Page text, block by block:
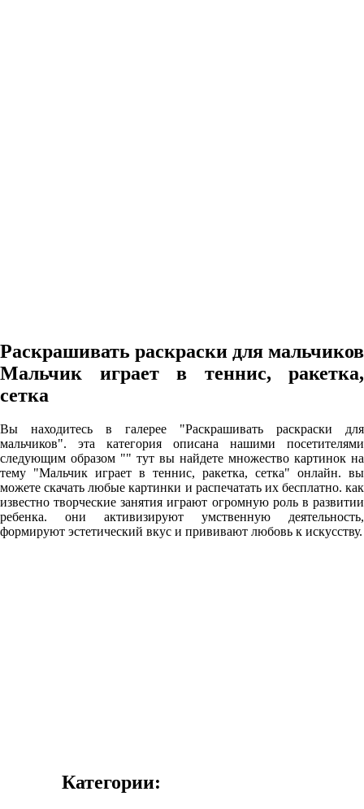
Раскрашивать раскраски для мальчиков
Мальчик играет в теннис, ракетка,
сетка
Вы находитесь в галерее "Раскрашивать раскраски для
мальчиков". эта категория описана нашими посетителями
следующим образом "" тут вы найдете множество картинок на
тему "Мальчик играет в теннис, ракетка, сетка" онлайн. вы
можете скачать любые картинки и распечатать их бесплатно. как
известно творческие занятия играют огромную роль в развитии
ребенка. они активизируют умственную деятельность,
формируют эстетический вкус и прививают любовь к искусству.
Категории: